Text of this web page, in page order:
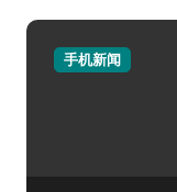
手机新闻